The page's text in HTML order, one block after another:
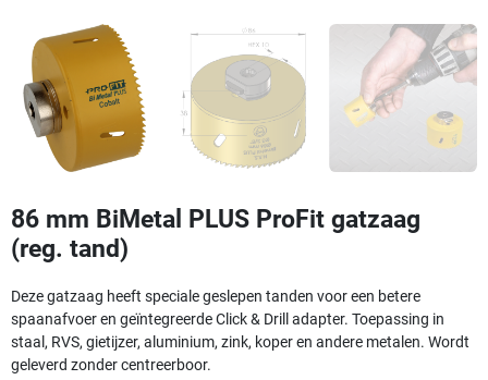
86 mm BiMetal PLUS ProFit gatzaag
(reg. tand)
Deze gatzaag heeft speciale geslepen tanden voor een betere
spaanafvoer en geïntegreerde Click & Drill adapter. Toepassing in
staal, RVS, gietijzer, aluminium, zink, koper en andere metalen. Wordt
geleverd zonder centreerboor.